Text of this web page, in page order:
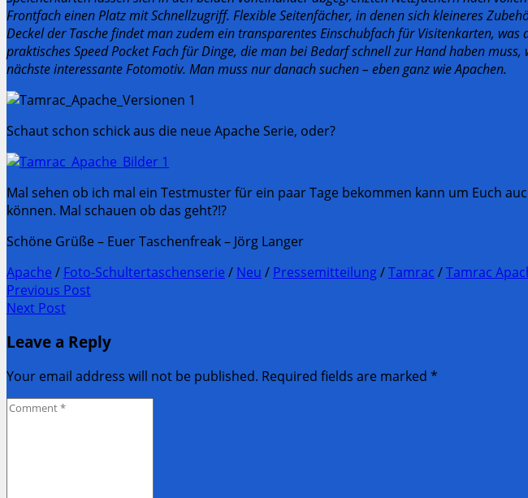
Frontfach einen Platz mit Schnellzugriff. Flexible Seitenfächer, in denen sich kleineres
Deckel der Tasche findet man zudem ein transparentes Einschubfach für Visitenkarten,
praktisches Speed Pocket Fach für Dinge, die man bei Bedarf schnell zur Hand haben
nächste interessante Fotomotiv. Man muss nur danach suchen – eben ganz wie Apachen.
Schaut schon schick aus die neue Apache Serie, oder?
Mal sehen ob ich mal ein Testmuster für ein paar Tage bekommen kann um Euch
können. Mal schauen ob das geht?!?
Schöne Grüße – Euer Taschenfreak – Jörg Langer
Apache / Foto-Schultertaschenserie / Neu / Pressemitteilung/Tamrac /Tamrac
Post
navigation
Previous Post
Previous
Next Post
Post:
Leave a Reply
Your email address will not be published. Required fields are marked *
Comment